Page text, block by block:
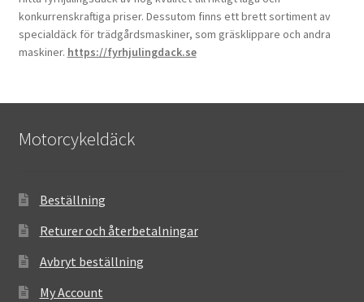
konkurrenskraftiga priser. Dessutom finns ett brett sortiment av
specialdäck för trädgårdsmaskiner, som gräsklippare och andra
maskiner. https://fyrhjulingdack.se
Motorcykeldäck
Beställning
Returer och återbetalningar
Avbryt beställning
My Account